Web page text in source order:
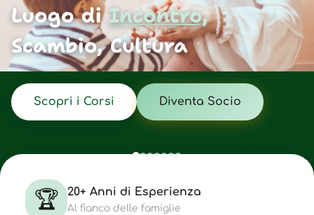
Luogo diIncontro,
Scambio, Cultura
Scopri i Corsi Diventa Socio
🏆 20+ Anni di Esperienza
Al fianco delle famiglie